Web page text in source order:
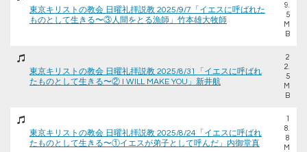
東京キリストの教会 日曜礼拝説教 2025/9/7「イエスに呼ばれた
ものとして生きる〜③人間をとる漁師」竹本雄大牧師
9.
5
M
B
東京キリストの教会 日曜礼拝説教 2025/8/31「イエスに呼ばれ
たものとして生きる〜② I WILL MAKE YOU」新井航
2
2.
5
M
B
東京キリストの教会 日曜礼拝説教 2025/8/24「イエスに呼ばれ
たものとして生きる〜①イエスが弟子として呼んだ」内御堂真
1
8.
8
M